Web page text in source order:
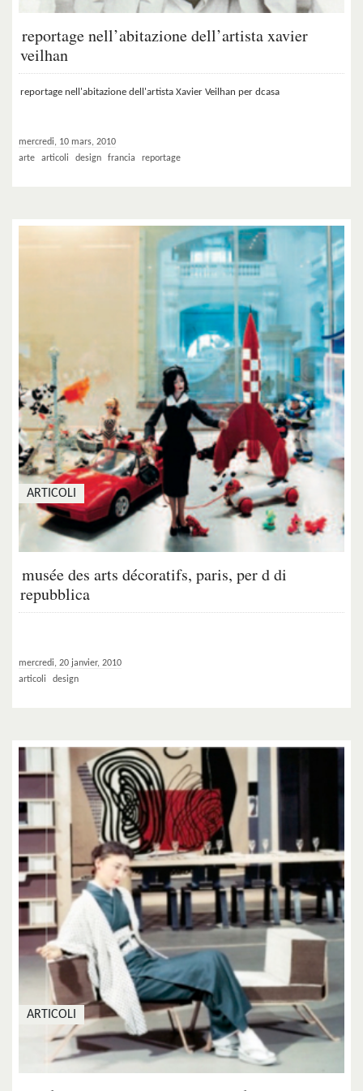
reportage nell’abitazione dell’artista xavier
veilhan
reportage nell'abitazione dell'artista Xavier Veilhan per dcasa
mercredi, 10 mars, 2010
arte
articoli design francia reportage
ARTICOLI
musée des arts décoratifs, paris, per d di
repubblica
mercredi, 20 janvier, 2010
articoli
design
ARTICOLI